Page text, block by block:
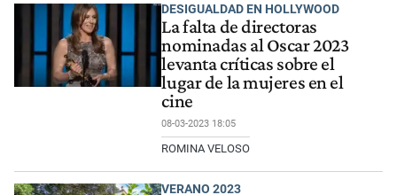
DESIGUALDAD EN HOLLYWOOD
La falta de directoras
nominadas al Oscar 2023
levanta críticas sobre el
lugar de la mujeres en el
cine
08-03-2023 18:05
ROMINA VELOSO
VERANO 2023